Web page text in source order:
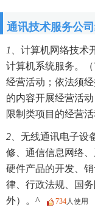
通讯技术服务公
1、 计算机网络技术
计算机系统服务。
经营活动；依法须
的内容开展经营活
限制类项目的经营活
2、 无线通讯电子设
修、通信信息网络
硬件产品的开发、
律、行政法规、国
外）。^
734人使用